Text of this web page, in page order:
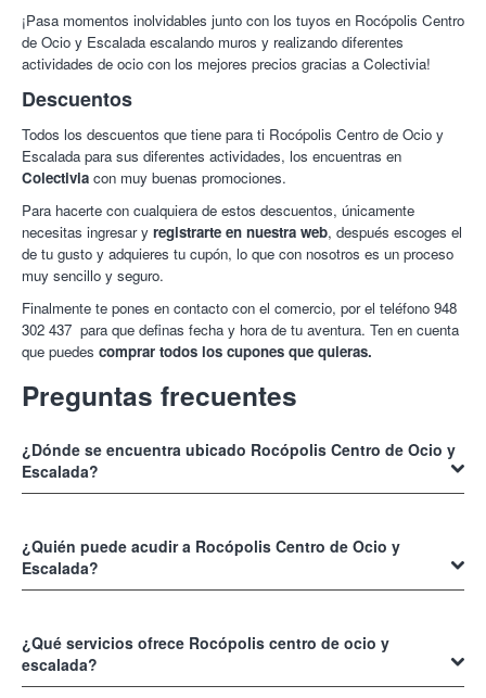
¡Pasa momentos inolvidables junto con los tuyos en Rocópolis Centro
de Ocio y Escalada escalando muros y realizando diferentes
actividades de ocio con los mejores precios gracias a Colectivia!
Descuentos
Todos los descuentos que tiene para ti Rocópolis Centro de Ocio y
Escalada para sus diferentes actividades, los encuentras en
Colectivia con muy buenas promociones.
Para hacerte con cualquiera de estos descuentos, únicamente
necesitas ingresar y registrarte en nuestra web, después escoges el
de tu gusto y adquieres tu cupón, lo que con nosotros es un proceso
muy sencillo y seguro.
Finalmente te pones en contacto con el comercio, por el teléfono 948
302 437 para que definas fecha y hora de tu aventura. Ten en cuenta
que puedes comprar todos los cupones que quieras.
Preguntas frecuentes
¿Dónde se encuentra ubicado Rocópolis Centro de Ocio y
Escalada?
20 31195, Berriplano en Navarra. Puedes visitarlo en su horario
laboral que es de lunes a jueves de 08:00 a 21:45, viernes de 08:00 a
21:00, sábados de 10:30 a 21:00, domingos y festivos de 10:30 a
¿Quién puede acudir a Rocópolis Centro de Ocio y
Escalada?
todas las edades ya que sus diversiones son aptas para toda la
familia. Poseen monitores y equipos que brindan una alta seguridad
para que cualquier público se divierta sin preocupaciones.
¿Qué servicios ofrece Rocópolis centro de ocio y
escalada?